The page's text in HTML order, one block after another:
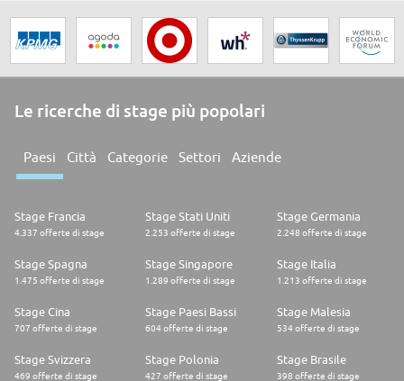
Le ricerche di stage più popolari
Paesi Città Categorie Settori Aziende
Stage Francia
4.337 offerte di stage
Stage Stati Uniti
2.253 offerte di stage
Stage Germania
2.248 offerte di stage
Stage Spagna
1.475 offerte di stage
Stage Singapore
1.289 offerte di stage
Stage Italia
1.213 offerte di stage
Stage Cina
707 offerte di stage
Stage Paesi Bassi
604 offerte di stage
Stage Malesia
534 offerte di stage
Stage Svizzera
469 offerte di stage
Stage Polonia
427 offerte di stage
Stage Brasile
398 offerte di stage